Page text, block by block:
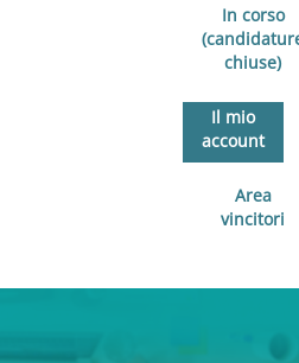
In corso
chiuse)
Il mio
account
Area
vincitori